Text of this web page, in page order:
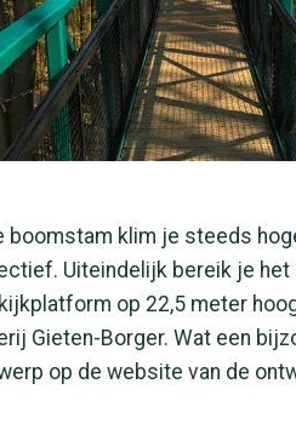
boomstam klim je steeds
Uiteindelijk bereik je
op 22,5 meter
Gieten-Borger. Wat een
op de website van de